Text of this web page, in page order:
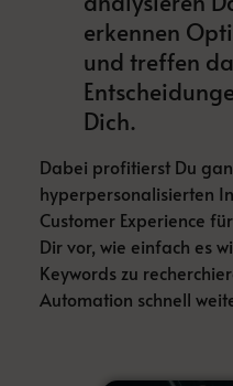
erkennen
und treffen
Dich.
Dabei profitierst Du
hyperpersonalisierten
Customer Experience
Dir vor, wie einfach es
Keywords zu
Automation schnell